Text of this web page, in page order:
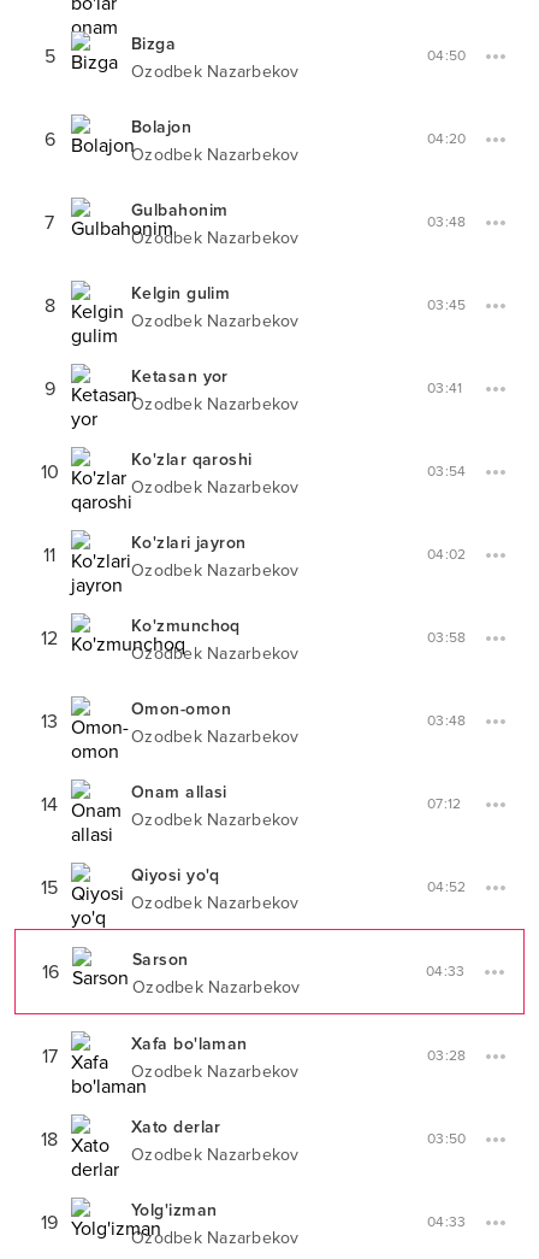
5
Bizga
Ozodbek Nazarbekov
04:50
6
Bolajon
Ozodbek Nazarbekov
04:20
7
Gulbahonim
Ozodbek Nazarbekov
03:48
8
Kelgin gulim
Ozodbek Nazarbekov
03:45
9
Ketasan yor
Ozodbek Nazarbekov
03:41
10
Ko'zlar qaroshi
Ozodbek Nazarbekov
03:54
11
Ko'zlari jayron
Ozodbek Nazarbekov
04:02
12
Ko'zmunchoq
Ozodbek Nazarbekov
03:58
13
Omon-omon
Ozodbek Nazarbekov
03:48
14
Onam allasi
Ozodbek Nazarbekov
07:12
15
Qiyosi yo'q
Ozodbek Nazarbekov
04:52
16
Sarson
Ozodbek Nazarbekov
04:33
17
Xafa bo'laman
Ozodbek Nazarbekov
03:28
18
Xato derlar
Ozodbek Nazarbekov
03:50
19
Yolg'izman
Ozodbek Nazarbekov
04:33